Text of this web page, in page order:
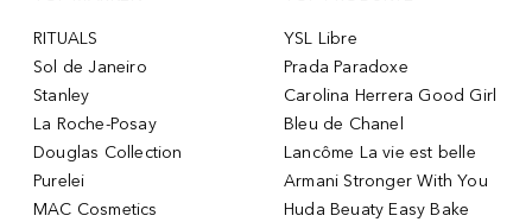
RITUALS
Sol de Janeiro
Stanley
La Roche-Posay
Douglas Collection
Purelei
MAC Cosmetics
YSL Libre
Prada Paradoxe
Carolina Herrera Good Girl
Bleu de Chanel
Lancôme La vie est belle
Armani Stronger With You
Huda Beuaty Easy Bake